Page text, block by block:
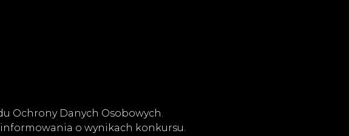
Ochrony Danych Osobowych.
o wynikach konkursu.